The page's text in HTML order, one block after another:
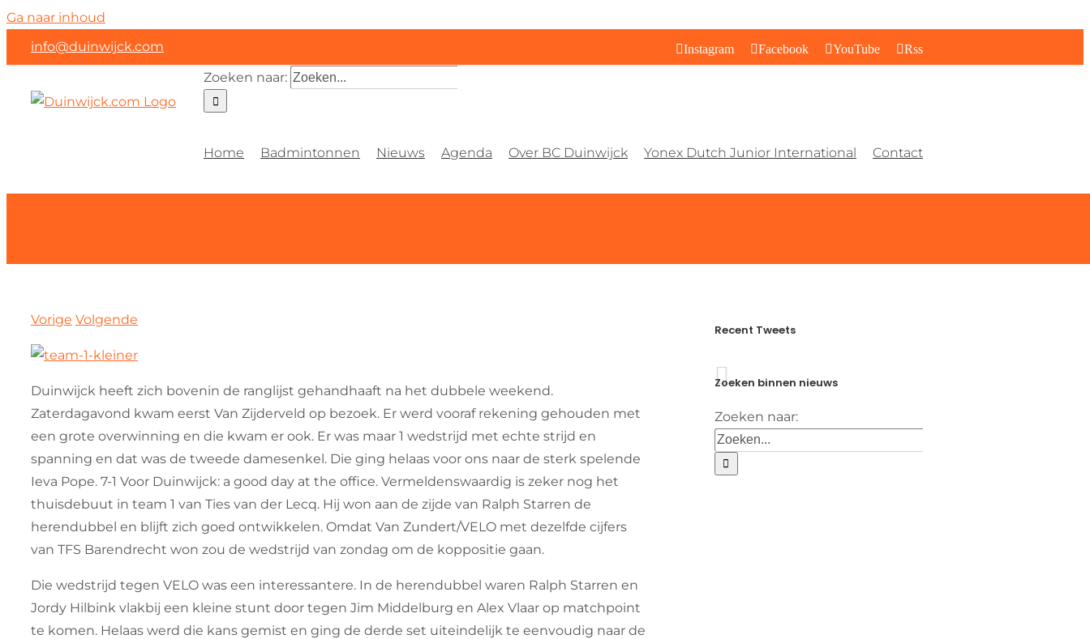
Ga naar inhoud
info@duinwijck.com
Instagram Facebook YouTube Rss
Zoeken naar:
Home Badmintonnen Nieuws Agenda Over BC Duinwijck Yonex Dutch Junior International Contact
Vorige Volgende
Duinwijck heeft zich bovenin de ranglijst gehandhaaft na het dubbele weekend.
Zaterdagavond kwam eerst Van Zijderveld op bezoek. Er werd vooraf rekening gehouden met
een grote overwinning en die kwam er ook. Er was maar 1 wedstrijd met echte strijd en
spanning en dat was de tweede damesenkel. Die ging helaas voor ons naar de sterk spelende
Ieva Pope. 7-1 Voor Duinwijck: a good day at the office. Vermeldenswaardig is zeker nog het
thuisdebuut in team 1 van Ties van der Lecq. Hij won aan de zijde van Ralph Starren de
herendubbel en blijft zich goed ontwikkelen. Omdat Van Zundert/VELO met dezelfde cijfers
van TFS Barendrecht won zou de wedstrijd van zondag om de koppositie gaan.
Die wedstrijd tegen VELO was een interessantere. In de herendubbel waren Ralph Starren en
Jordy Hilbink vlakbij een kleine stunt door tegen Jim Middelburg en Alex Vlaar op matchpoint
te komen. Helaas werd die kans gemist en ging de derde set uiteindelijk te eenvoudig naar de
Recent Tweets
Zoeken binnen nieuws
Zoeken naar: